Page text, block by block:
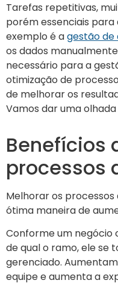
Tarefas repetitivas,
porém essenciais para
exemplo é agestão de
os dados
necessário para a
otimização de
de melhorar os
Vamos dar uma
Benefícios
processos
Melhorar os
ótima maneira de
Conforme um
de qual o ramo, ele se
gerenciado.
equipe e aumenta a